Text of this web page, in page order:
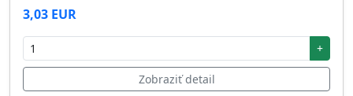
3,03 EUR
+
Zobraziť detail